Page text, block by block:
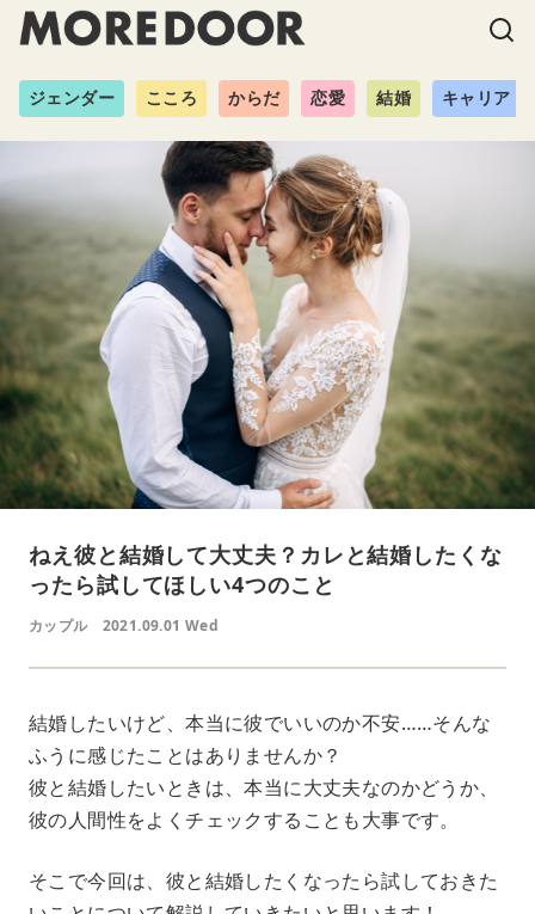
ジェンダー こころ からだ 恋愛 結婚 キャリア
ねえ彼と結婚して大丈夫？カレと結婚したくな
ったら試してほしい4つのこと
カップル 2021.09.01 Wed
結婚したいけど、本当に彼でいいのか不安……そんな
ふうに感じたことはありませんか？
彼と結婚したいときは、本当に大丈夫なのかどうか、
彼の人間性をよくチェックすることも大事です。
そこで今回は、彼と結婚したくなったら試しておきた